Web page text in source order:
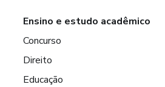
Ensino e estudo acadêmico
Concurso
Direito
Educação